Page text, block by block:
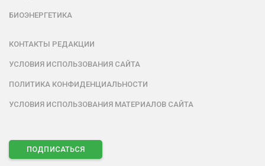
БИОЭНЕРГЕТИКА
КОНТАКТЫ РЕДАКЦИИ
УСЛОВИЯ ИСПОЛЬЗОВАНИЯ САЙТА
ПОЛИТИКА КОНФИДЕНЦИАЛЬНОСТИ
УСЛОВИЯ ИСПОЛЬЗОВАНИЯ МАТЕРИАЛОВ САЙТА
ПОДПИСАТЬСЯ